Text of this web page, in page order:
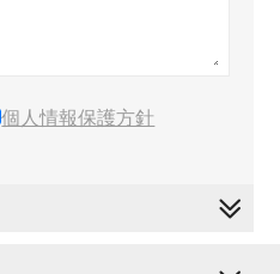
個人情報保護方針